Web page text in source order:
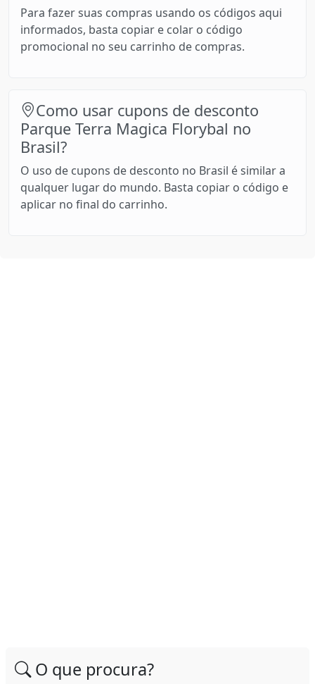
Para fazer suas compras usando os códigos aqui
informados, basta copiar e colar o código
promocional no seu carrinho de compras.
Como usar cupons de desconto
Parque Terra Magica Florybal no
Brasil?
O uso de cupons de desconto no Brasil é similar a
qualquer lugar do mundo. Basta copiar o código e
aplicar no final do carrinho.
O que procura?